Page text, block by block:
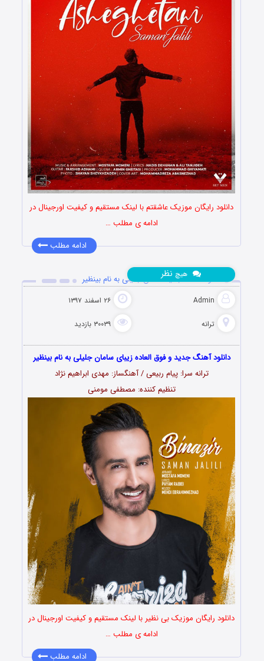
دانلود رایگان موزیک عاشقتم با لینک مستقیم و کیفیت اورجینال در
ادامه ی مطلب …
ادامه مطلب
دانلود آهنگ جدید سامان جلیلی به نام بینظیر
Admin ۲۶ اسفند ۱۳۹۷
ترانه ۳۰۰۳۹ بازدید
هیچ نظر
دانلود آهنگ جدید و فوق العاده زیبای سامان جلیلی به نام بینظیر
ترانه سرا: پیام ربیعی / آهنگساز: مهدی ابراهیم نژاد
تنظیم کننده: مصطفی مومنی
دانلود رایگان موزیک بی نظیر با لینک مستقیم و کیفیت اورجینال در
ادامه ی مطلب …
ادامه مطلب